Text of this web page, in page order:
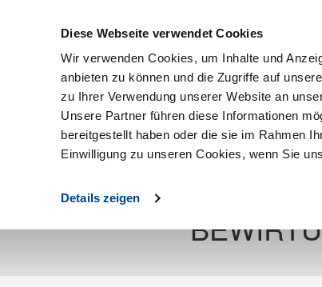
Diese Webseite verwendet Cookies
Wir verwenden Cookies, um Inhalte und
anbieten zu können und die Zugriffe auf
zu Ihrer Verwendung unserer Website an
Unsere Partner führen diese Informationen
bereitgestellt haben oder die sie im Rahmen
Einwilligung zu unseren Cookies, wenn Sie
Details zeigen
Aus- & Weiterbildung Betriebswirtschaft